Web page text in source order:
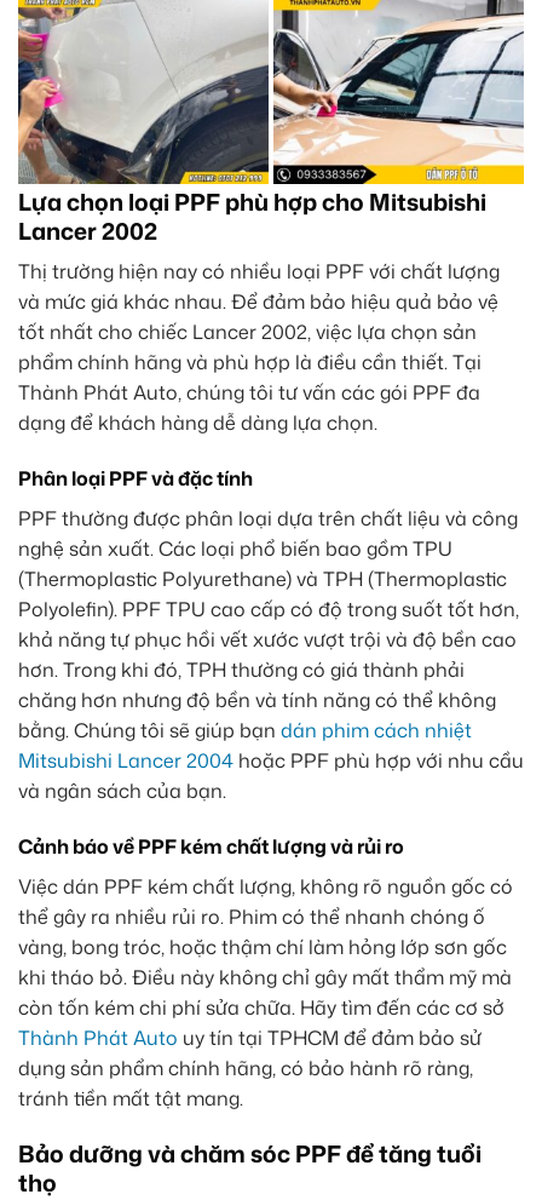
Lựa chọn loại PPF phù hợp cho Mitsubishi
Lancer 2002
Thị trường hiện nay có nhiều loại PPF với chất lượng
và mức giá khác nhau. Để đảm bảo hiệu quả bảo vệ
tốt nhất cho chiếc Lancer 2002, việc lựa chọn sản
phẩm chính hãng và phù hợp là điều cần thiết. Tại
Thành Phát Auto, chúng tôi tư vấn các gói PPF đa
dạng để khách hàng dễ dàng lựa chọn.
Phân loại PPF và đặc tính
PPF thường được phân loại dựa trên chất liệu và công
nghệ sản xuất. Các loại phổ biến bao gồm TPU
(Thermoplastic Polyurethane) và TPH (Thermoplastic
Polyolefin). PPF TPU cao cấp có độ trong suốt tốt hơn,
khả năng tự phục hồi vết xước vượt trội và độ bền cao
hơn. Trong khi đó, TPH thường có giá thành phải
chăng hơn nhưng độ bền và tính năng có thể không
bằng. Chúng tôi sẽ giúp bạn dán phim cách nhiệt
Mitsubishi Lancer 2004 hoặc PPF phù hợp với nhu cầu
và ngân sách của bạn.
Cảnh báo về PPF kém chất lượng và rủi ro
Việc dán PPF kém chất lượng, không rõ nguồn gốc có
thể gây ra nhiều rủi ro. Phim có thể nhanh chóng ố
vàng, bong tróc, hoặc thậm chí làm hỏng lớp sơn gốc
khi tháo bỏ. Điều này không chỉ gây mất thẩm mỹ mà
còn tốn kém chi phí sửa chữa. Hãy tìm đến các cơ sở
Thành Phát Auto uy tín tại TPHCM để đảm bảo sử
dụng sản phẩm chính hãng, có bảo hành rõ ràng,
tránh tiền mất tật mang.
Bảo dưỡng và chăm sóc PPF để tăng tuổi
thọ